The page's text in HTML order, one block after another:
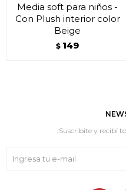
Media soft para niños -
Con Plush interior color
Beige
$ 149
¡Suscribite y recibí